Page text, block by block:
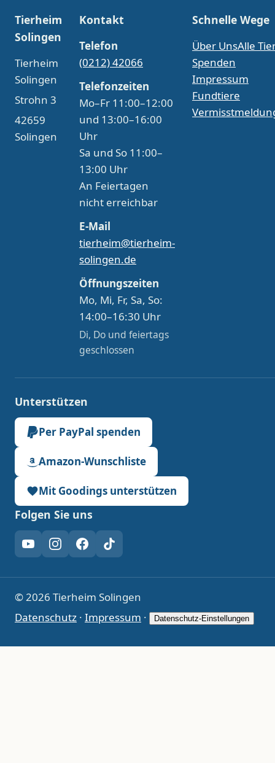
Tierheim
Solingen
Tierheim
Solingen
Strohn 3
42659
Solingen
Kontakt
Telefon
(0212) 42066
Telefonzeiten
Mo–Fr 11:00–12:00
und 13:00–16:00
Uhr
Sa und So 11:00–
13:00 Uhr
An Feiertagen
nicht erreichbar
E-Mail
tierheim@tierheim-
solingen.de
Öffnungszeiten
Mo, Mi, Fr, Sa, So:
14:00–16:30 Uhr
Di, Do und feiertags
geschlossen
Schnelle Wege
Über UnsAlle
Spenden
Impressum
Fundtiere
Unterstützen
Per PayPal spenden
Amazon-Wunschliste
Mit Goodings unterstützen
Folgen Sie uns
YouTubeInstagram
Facebook
TikTok
© 2026 Tierheim Solingen
Datenschutz · Impressum · Datenschutz-Einstellungen